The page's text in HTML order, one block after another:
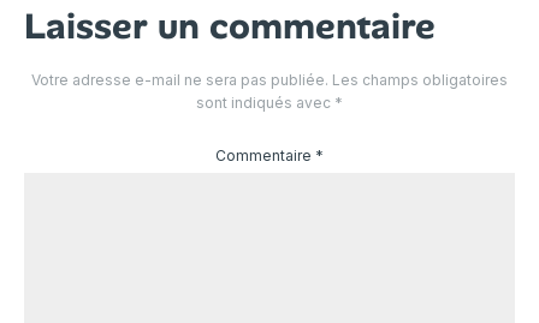
Laisser un commentaire
Votre adresse e-mail ne sera pas publiée. Les champs obligatoires
sont indiqués avec *
Commentaire *